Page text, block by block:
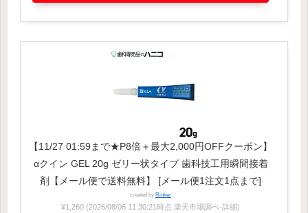
【11/27 01:59まで★P8倍＋最大2,000円OFFクーポン】
αクイン GEL 20g ゼリー状タイプ 歯科技工用瞬間接着
剤【メール便で送料無料】 [メール便1注文1点まで]
created by Rinker
¥1,260 (2026/08/06 11:30:21時点 楽天市場調べ-詳細)